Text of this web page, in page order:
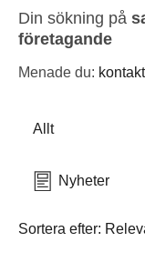
Din sökning på
företagande
Menade du:
Allt
Nyheter
Sortera efter: